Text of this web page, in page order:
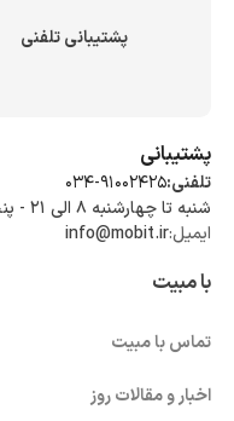
پشتیبانی تلفنی
پشتیبانی
تلفنی:034-91002425
شنبه تا چهارشنبه ۸ الی ۲۱ - پنجشنبه 8 الی ۲۰:۳۰
ایمیل:info@mobit.ir
با مبیت
تماس با مبیت
اخبار و مقالات روز